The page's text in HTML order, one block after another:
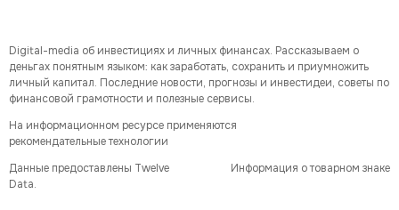
Digital-media об инвестициях и личных финансах. Рассказываем о
деньгах понятным языком: как заработать, сохранить и приумножить
личный капитал. Последние новости, прогнозы и инвестидеи, советы по
финансовой грамотности и полезные сервисы.
На информационном ресурсе применяются
рекомендательные технологии
Данные предоставлены Twelve
Data.
Информация о товарном знаке